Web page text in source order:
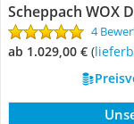
Scheppach WOX
4
ab 1.029,00 € (